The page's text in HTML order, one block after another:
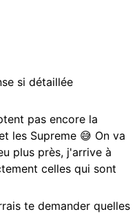
si détaillée
pas encore la
les Supreme 😅 On va
plus près, j'arrive à
celles qui sont
te demander quelles